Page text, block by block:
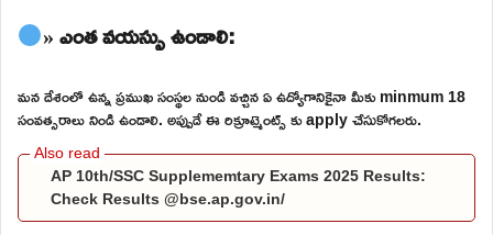
» ఎంత వయస్సు ఉండాలి:
మన దేశంలో ఉన్న ప్రముఖ సంస్థల నుండి వచ్చిన ఏ ఉద్యోగానికైనా మీకు minmum 18
సంవత్సరాలు నిండి ఉండాలి. అప్పుడే ఈ రిక్రూట్మెంట్స్ కు apply చేసుకోగలరు.
AP 10th/SSC Supplememtary Exams 2025 Results:
Check Results @bse.ap.gov.in/